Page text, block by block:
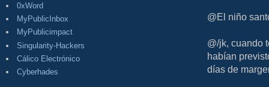
0xWord
MyPublicInbox
MyPublicimpact
Singularity-Hackers
Cálico Electrónico
Cyberhades
@El niño
@/jk, cuando
habían
días de